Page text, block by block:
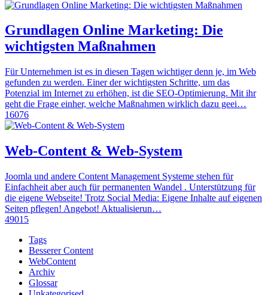
Grundlagen Online Marketing: Die
wichtigsten Maßnahmen
Für Unternehmen ist es in diesen Tagen wichtiger denn je, im Web
gefunden zu werden. Einer der wichtigsten Schritte, um das
Potenzial im Internet zu erhöhen, ist die SEO-Optimierung. Mit ihr
geht die Frage einher, welche Maßnahmen wirklich dazu geei…
16076
Web-Content & Web-System
Joomla und andere Content Management Systeme stehen für
Einfachheit aber auch für permanenten Wandel . Unterstützung für
die eigene Webseite! Trotz Social Media: Eigene Inhalte auf eigenen
Seiten pflegen! Angebot! Aktualisierun…
49015
Tags
Besserer Content
WebContent
Archiv
Glossar